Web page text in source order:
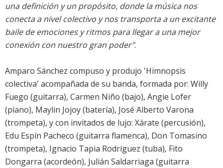
una definición y un propósito, donde la música nos
conecta a nivel colectivo y nos transporta a un excitante
baile de emociones y ritmos para llegar a una mejor
conexión con nuestro gran poder".
Amparo Sánchez compuso y produjo 'Himnopsis
colectiva' acompañada de su banda, formada por: Willy
Fuego (guitarra), Carmen Niño (bajo), Angie Lofer
(piano), Maylin Jojoy (batería), José Alberto Varona
(trompeta), y con invitados de lujo: Xárate (percusión),
Edu Espín Pacheco (guitarra flamenca), Don Tomasino
(trompeta), Ignacio Tapia Rodríguez (tuba), Fito
Dongarra (acordeón), Julián Saldarriaga (guitarra